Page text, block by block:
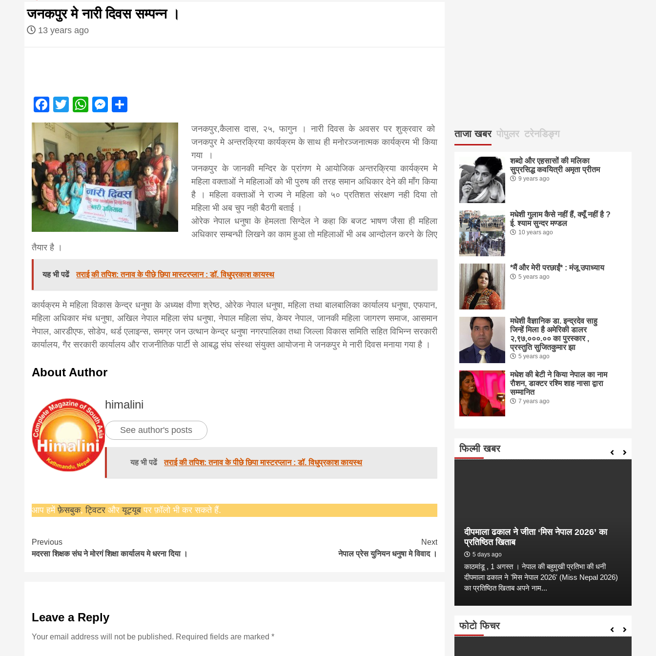
first hindi
magazine of
news in hindi
from
Nepal,madhesh
news,financial
news,loan,bank
news, madhesh
khabar
जनकपुर मे नारी दिवस सम्पन्न ।
13 years ago
Facebook
TwitterWhatsApp
Messenger
जनकपुर,कैलास दास, २५, फागुन । नारी दिवस के अवसर पर शुक्रवार को
जनकपुर मे अन्तरक्रिया कार्यक्रम के साथ ही मनोरञ्जनात्मक कार्यक्रम भी किया
गया ।
जनकपुर के जानकी मन्दिर के प्रांगण मे आयोजिक अन्तरक्रिया कार्यक्रम मे
महिला वक्ताओं ने महिलाओं को भी पुरुष की तरह समान अधिकार देने की माँग किया
है । महिला वक्ताओं ने राज्य ने महिला को ५० प्रतिशत संरक्षण नही दिया तो
महिला भी अब चुप नही बैठगी बताई ।
ओरेक नेपाल धनुषा के हेमलता सिग्देल ने कहा कि बजट भाषण जैसा ही महिला
अधिकार सम्बन्धी लिखने का काम हुआ तो महिलाओं भी अब आन्दोलन करने के लिए
तैयार है ।
यह भी पढें तराई की तपिश: तनाव के पीछे छिपा मास्टरप्लान : डॉ. विधुप्रकाश कायस्थ
कार्यक्रम मे महिला विकास केन्द्र धनुषा के अध्यक्ष वीणा श्रेष्ठ, ओरेक नेपाल धनुषा, महिला तथा बालबालिका कार्यालय धनुषा, एफपान,
महिला अधिकार मंच धनुषा, अखिल नेपाल महिला संघ धनुषा, नेपाल महिला संघ, केयर नेपाल, जानकी महिला जागरण समाज, आसमान
नेपाल, आरडीएफ, सोडेप, थर्ड एलाइन्स, समग्र जन उत्थान केन्द्र धनुषा नगरपालिका तथा जिल्ला विकास समिति सहित विभिन्न सरकारी
कार्यालय, गैर सरकारी कार्यालय और राजनीतिक पार्टी से आबद्ध संघ संस्था संयुक्त आयोजना मे जनकपुर मे नारी दिवस मनाया गया है ।
About Author
himalini
See author's posts
यह भी पढें तराई की तपिश: तनाव के पीछे छिपा मास्टरप्लान : डॉ. विधुप्रकाश कायस्थ
आप हमेंफ़ेसबुक,ट्विटरऔरयूट्यूब पर फ़ॉलो भी कर सकते हैं.
Continue
Reading
Previous
मदरसा शिक्षक संघ ने मोरगं शिक्षा कार्यालय मे धरना दिया ।
Next
नेपाल प्रेस युनियन धनुषा मे विवाद ।
Leave a Reply
Your email address will not be published. Required fields are marked*
ताजा खबर पोपुलर टरेनडिङ्ग
शब्दो और एहसासों की मलिका
सुप्रसिद्ध कवयित्री अमृता प्रीतम
9 years ago
मधेशी गुलाम कैसे नहीं हैं, क्यूँ नहीं है ?
ई. श्याम सुन्दर मण्डल
10 years ago
*मैं और मेरी परछाईं* : मंजू उपाध्याय
5 years ago
मधेशी वैज्ञानिक डा. इन्द्रदेव साहु
जिन्हें मिला है अमेरिकी डालर
२,९७,०००.०० का पुरस्कार ,
प्रस्तुति सुजितकुमार झा
5 years ago
मधेश की बेटी ने किया नेपाल का नाम
राैशन, डाक्टर रश्मि शाह नासा द्वारा
सम्मानित
7 years ago
फिल्मी खबर
दीपमाला ढकाल ने जीता ‘मिस नेपाल 2026’ का
प्रतिष्ठित खिताब
5 days ago
काठमांडू , 1 अगस्त । नेपाल की बहुमुखी प्रतिभा की धनी
दीपमाला ढकाल ने 'मिस नेपाल 2026' (Miss Nepal 2026)
का प्रतिष्ठित खिताब अपने नाम...
फोटो फिचर